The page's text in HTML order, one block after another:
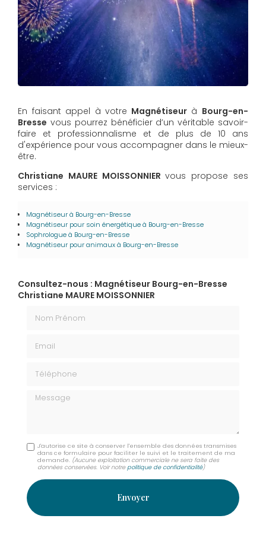
En faisant appel à votre Magnétiseurà Bourg-en-
Bresse vous pourrez bénéficier d’un véritable savoir-
faire et professionnalisme et de plus de 10 ans
d'expérience pour vous accompagner dans le mieux-
être.
Christiane MAURE MOISSONNIERvous propose ses
services :
Magnétiseurà Bourg-en-Bresse
Magnétiseur pour soin énergétiqueà Bourg-en-Bresse
Sophrologueà Bourg-en-Bresse
Magnétiseur pour animaux​​​​​​​à Bourg-en-Bresse
Consultez-nous : Magnétiseur Bourg-en-Bresse
Christiane MAURE MOISSONNIER
Message
J'autorise ce site à conserver l'ensemble des données transmises
dans ce formulaire pour faciliter le suivi et le traitement de ma
demande. (Aucune exploitation commerciale ne sera faite des
données conservées. Voir notrepolitique de confidentialité)